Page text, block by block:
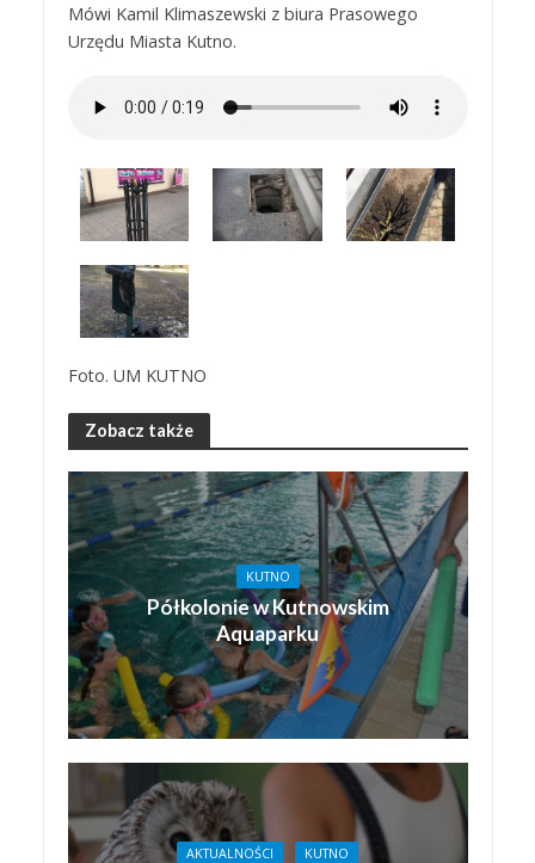
Mówi Kamil Klimaszewski z biura Prasowego
Urzędu Miasta Kutno.
Foto. UM KUTNO
Zobacz także
KUTNO
Półkolonie w Kutnowskim
Aquaparku
AKTUALNOŚCI KUTNO